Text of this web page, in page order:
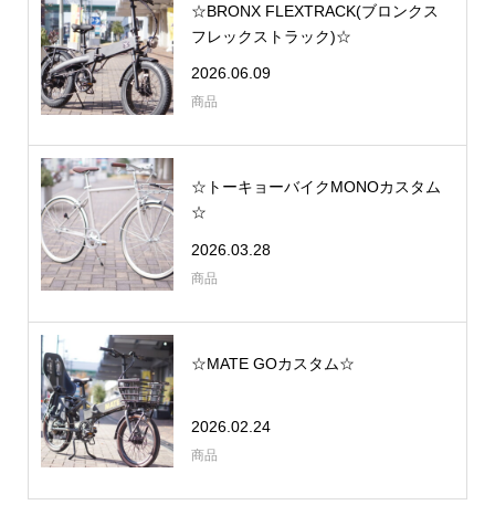
☆BRONX FLEXTRACK(ブロンクス
フレックストラック)☆
2026.06.09
商品
☆トーキョーバイクMONOカスタム
☆
2026.03.28
商品
☆MATE GOカスタム☆
2026.02.24
商品